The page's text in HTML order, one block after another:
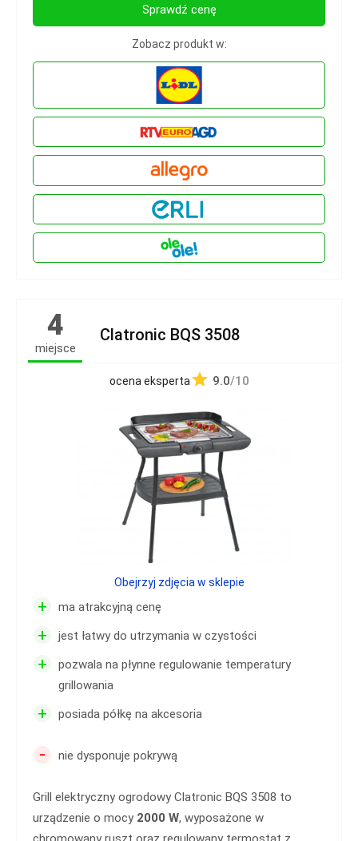
Sprawdź cenę
Zobacz produkt w:
4
miejsce
Clatronic BQS 3508
ocena eksperta 9.0/10
+ ma atrakcyjną cenę
+ jest łatwy do utrzymania w czystości
+
pozwala na płynne regulowanie temperatury
grillowania
+ posiada półkę na akcesoria
- nie dysponuje pokrywą
Grill elektryczny ogrodowy Clatronic BQS 3508 to
urządzenie o mocy 2000 W, wyposażone w
Obejrzyj zdjęcia w sklepie